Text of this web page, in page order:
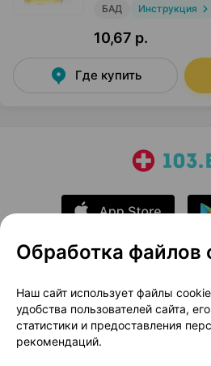
БАД Инструкция
10,67 р.
Где купить
О проекте
Размещение рекламы
Публичный договор
Обработка файлов
Наш сайт использует файлы
удобства пользователей сайта,
статистики и предоставления
рекомендаций.